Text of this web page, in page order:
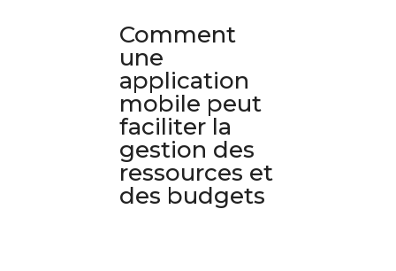
Comment
une
application
mobile peut
faciliter la
gestion des
ressources et
des budgets